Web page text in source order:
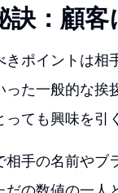
：顧
ポイントは相
た一般的な挨
ても興味を引
手の名前やブ